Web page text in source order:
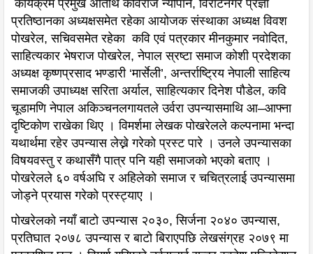
कार्यक्रम प्रमुख अतिथि कविराज न्यौपाने, विराटनगर प्रज्ञा
प्रतिष्ठानका अध्यक्षसमेत रहेका आयोजक संस्थाका अध्यक्ष विवश
पोखरेल, सचिवसमेत रहेका कवि एवं पत्रकार मीनकुमार नवोदित,
साहित्यकार भेषराज पोखरेल, नेपाल स्रष्टा समाज कोशी प्रदेशका
अध्यक्ष कृष्णप्रसाद भण्डारी ‘मार्सेली’, अन्तर्राष्ट्रिय नेपाली साहित्य
समाजकी उपाध्यक्ष सरिता अर्याल, साहित्यकार दिनेश पौडेल, कवि
चूडामणि नेपाल अकिञ्चनलगायतले उर्वरा उपन्यासमाथि आ–आफ्ना
दृष्टिकोण राखेका थिए । विमर्शमा लेखक पोखरेलले कल्पनामा भन्दा
यथार्थमा रहेर उपन्यास लेख्ने गरेको प्रस्ट पारे । उनले उपन्यासका
विषयवस्तु र कथासँगै पात्र पनि यही समाजको भएको बताए ।
पोखरेलले ६० वर्षअघि र अहिलेको समाज र चचित्रलाई उपन्यासमा
जोड्ने प्रयास गरेको प्रस्ट्याए ।
पोखरेलको नयाँ बाटो उपन्यास २०३०, सिर्जना २०४० उपन्यास,
प्रतिघात २०७८ उपन्यास र बाटो बिराएपछि लेखसंग्रह २०७९ मा